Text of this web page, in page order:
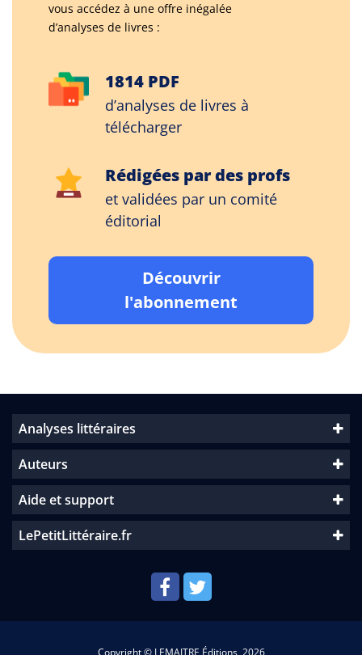
vous accédez à une offre inégalée
d’analyses de livres :
1814 PDF
d’analyses de livres à
télécharger
Rédigées par des profs
et validées par un comité
éditorial
Découvrir
l'abonnement
Analyses littéraires
Auteurs
Aide et support
LePetitLittéraire.fr
Copyright © LEMAITRE Éditions, 2026